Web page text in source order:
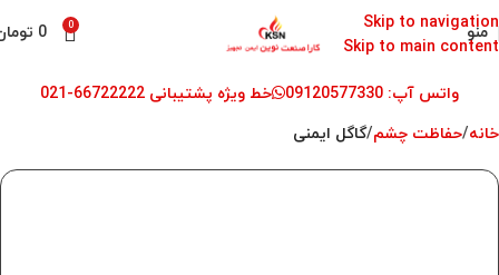
Skip to navigation
Skip to main content
منو 0
0
واتس آپ: 09120577330
خط ویژه پشتیبانی 66722222-021
خانه حفاظت چشم گاگل ایمنی